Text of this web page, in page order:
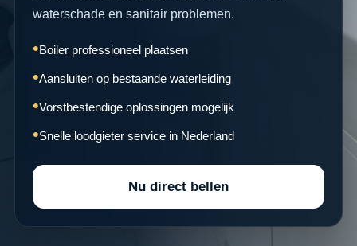
waterschade en sanitair problemen.
Boiler professioneel plaatsen
Aansluiten op bestaande waterleiding
Vorstbestendige oplossingen mogelijk
Snelle loodgieter service in Nederland
Nu direct bellen